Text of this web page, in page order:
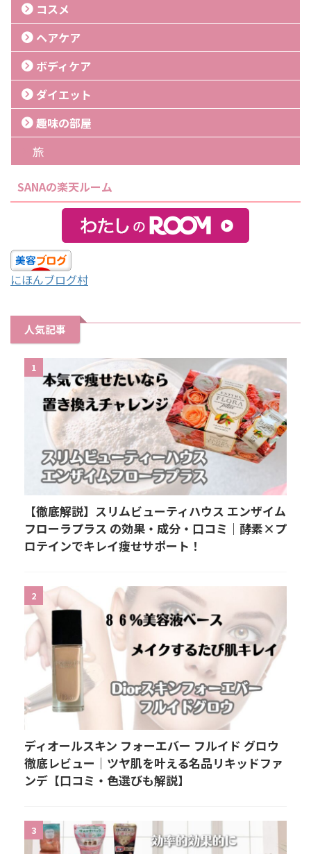
コスメ
ヘアケア
ボディケア
ダイエット
趣味の部屋
旅
SANAの楽天ルーム
にほんブログ村
人気記事
1
【徹底解説】スリムビューティハウス エンザイム
フローラプラス の効果・成分・口コミ｜酵素×プ
ロテインでキレイ痩せサポート！
2
ディオールスキン フォーエバー フルイド グロウ
徹底レビュー｜ツヤ肌を叶える名品リキッドファ
ンデ【口コミ・色選びも解説】
3